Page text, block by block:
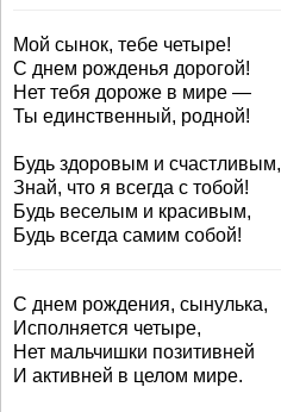
Мой сынок, тебе четыре!
С днем рожденья дорогой!
Нет тебя дороже в мире —
Ты единственный, родной!
Будь здоровым и счастливым,
Знай, что я всегда с тобой!
Будь веселым и красивым,
Будь всегда самим собой!
С днем рождения, сынулька,
Исполняется четыре,
Нет мальчишки позитивней
И активней в целом мире.